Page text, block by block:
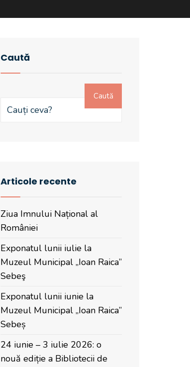
Caută
Caută
Articole recente
Ziua Imnului Național al
României
Exponatul lunii iulie la
Muzeul Municipal „Ioan Raica”
Sebeş
Exponatul lunii iunie la
Muzeul Municipal „Ioan Raica”
Sebeș
24 iunie – 3 iulie 2026: o
nouă ediție a Bibliotecii de